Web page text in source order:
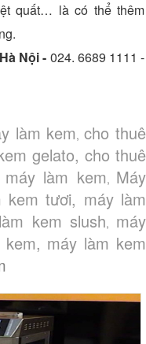
quất… là có thể thêm
Nội - 024. 6689 1111 -
làm kem, cho thuê
gelato, cho thuê
máy làm kem, Máy
tươi, máy làm
kem slush, máy
máy làm kem